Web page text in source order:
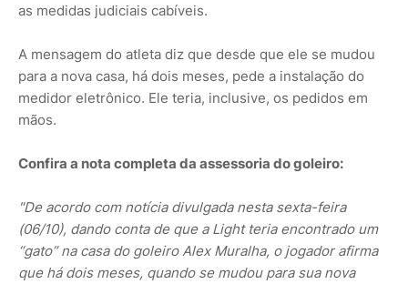
as medidas judiciais cabíveis.
A mensagem do atleta diz que desde que ele se mudou
para a nova casa, há dois meses, pede a instalação do
medidor eletrônico. Ele teria, inclusive, os pedidos em
mãos.
Confira a nota completa da assessoria do goleiro:
"De acordo com notícia divulgada nesta sexta-feira
(06/10), dando conta de que a Light teria encontrado um
“gato” na casa do goleiro Alex Muralha, o jogador afirma
que há dois meses, quando se mudou para sua nova